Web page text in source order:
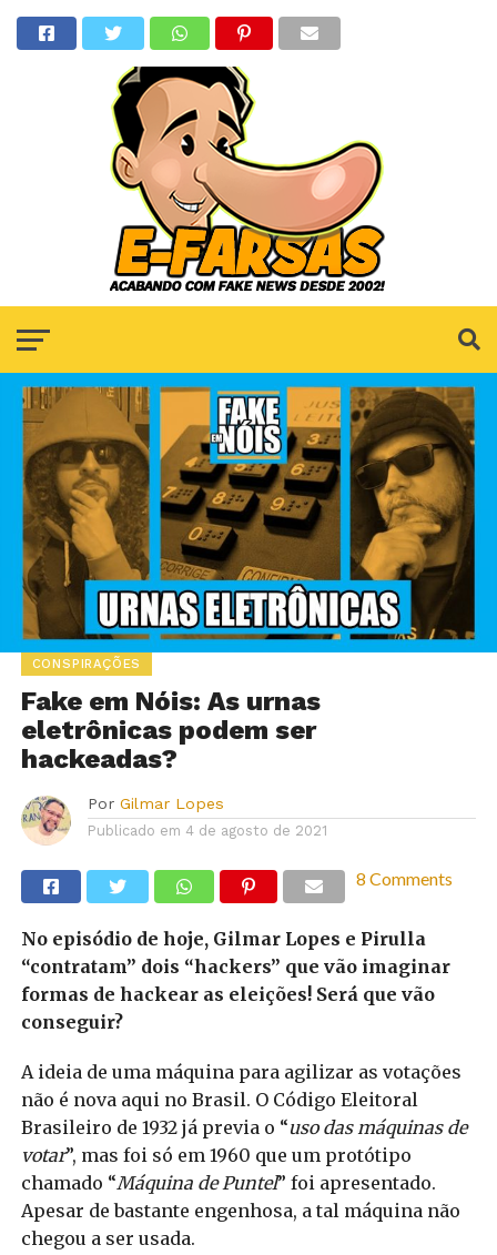
CONSPIRAÇÕES
Fake em Nóis: As urnas
eletrônicas podem ser
hackeadas?
Por Gilmar Lopes
Publicado em 4 de agosto de 2021
8 Comments
No episódio de hoje, Gilmar Lopes e Pirulla
“contratam” dois “hackers” que vão imaginar
formas de hackear as eleições! Será que vão
conseguir?
A ideia de uma máquina para agilizar as votações
não é nova aqui no Brasil. O Código Eleitoral
Brasileiro de 1932 já previa o “uso das máquinas de
votar”, mas foi só em 1960 que um protótipo
chamado “Máquina de Puntel” foi apresentado.
Apesar de bastante engenhosa, a tal máquina não
chegou a ser usada.